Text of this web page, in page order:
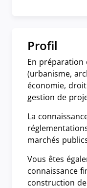
Profil
En préparation
(urbanisme,
économie,
gestion de
La
marchés
Vous êtes
connaissance
construction